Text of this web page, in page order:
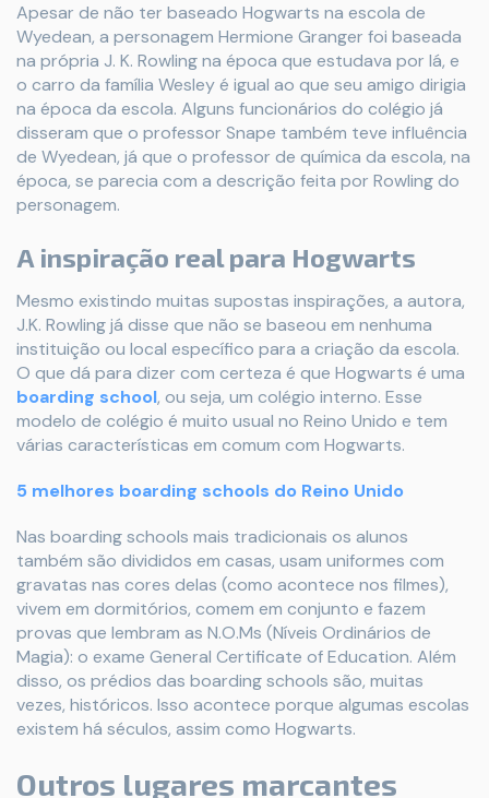
Apesar de não ter baseado Hogwarts na escola de
Wyedean, a personagem Hermione Granger foi baseada
na própria J. K. Rowling na época que estudava por lá, e
o carro da família Wesley é igual ao que seu amigo dirigia
na época da escola. Alguns funcionários do colégio já
disseram que o professor Snape também teve influência
de Wyedean, já que o professor de química da escola, na
época, se parecia com a descrição feita por Rowling do
personagem.
A inspiração real para Hogwarts
Mesmo existindo muitas supostas inspirações, a autora,
J.K. Rowling já disse que não se baseou em nenhuma
instituição ou local específico para a criação da escola.
O que dá para dizer com certeza é que Hogwarts é uma
boarding school, ou seja, um colégio interno. Esse
modelo de colégio é muito usual no Reino Unido e tem
várias características em comum com Hogwarts.
5 melhores boarding schools do Reino Unido
Nas boarding schools mais tradicionais os alunos
também são divididos em casas, usam uniformes com
gravatas nas cores delas (como acontece nos filmes),
vivem em dormitórios, comem em conjunto e fazem
provas que lembram as N.O.Ms (Níveis Ordinários de
Magia): o exame General Certificate of Education. Além
disso, os prédios das boarding schools são, muitas
vezes, históricos. Isso acontece porque algumas escolas
existem há séculos, assim como Hogwarts.
Outros lugares marcantes